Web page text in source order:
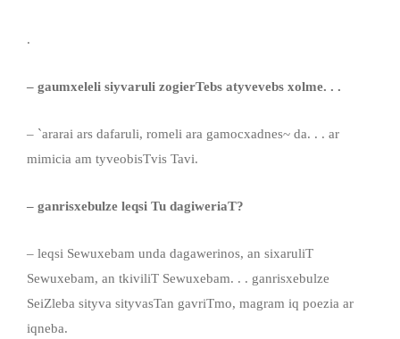
.
– gaumxeleli siyvaruli zogierTebs atyvevebs xolme. . .
– `ararai ars dafaruli, romeli ara gamocxadnes~ da. . . ar
mimicia am tyveobisTvis Tavi.
– ganrisxebulze leqsi Tu dagiweriaT?
– leqsi Sewuxebam unda dagawerinos, an sixaruliT
Sewuxebam, an tkiviliT Sewuxebam. . . ganrisxebulze
SeiZleba sityva sityvasTan gavriTmo, magram iq poezia ar
iqneba.